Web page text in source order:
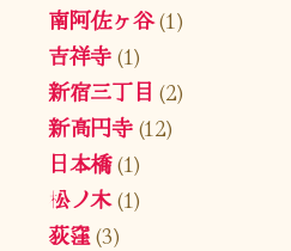
南阿佐ヶ谷(1)
吉祥寺(1)
新宿三丁目 (2)
新高円寺(12)
日本橋(1)
松ノ木(1)
荻窪(3)